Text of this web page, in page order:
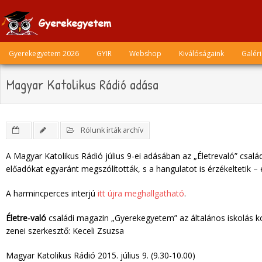
to
content
Gyerekegyetem 2026 GYIR Webshop Kiválóságaink
Magyar Katolikus Rádió adása
Rólunk írták archív
A Magyar Katolikus Rádió július 9-ei adásában az „Életrevaló”
előadókat egyaránt megszólították, s a hangulatot is érzékeltetik –
A harmincperces interjú itt újra meghallgatható.
Életre-való családi magazin „Gyerekegyetem” az általános iskolás
zenei szerkesztő: Keceli Zsuzsa
Magyar Katolikus Rádió 2015. július 9. (9.30-10.00)